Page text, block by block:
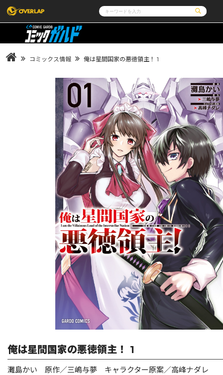
コミック
LiQulle
ライトノベル
ノベルスf
ポケットモンスター
アニメ
オーバーラップ広報室
企業
会社概要
採用情報
アクセス
オーバーラップホールディングス
お問い合わせは
オーバーラップ文庫 オーバーラップノベルス
オーバーラップノベルスf ロサージュノベルス
コミックガルド コミッククリエ
リキューレ コミックパルフェ
コミックエッセイ
閉じる
コミックス情報 俺は星間国家の悪徳領主！ 1
俺は星間国家の悪徳領主！ 1
灘島かい 原作／三嶋与夢 キャラクター原案／高峰ナダレ